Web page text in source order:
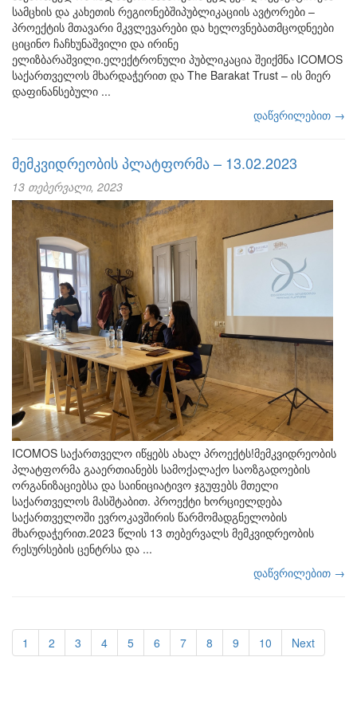
სამცხის და კახეთის რეგიონებშიპუბლიკაციის ავტორები –
პროექტის მთავარი მკვლევარები და ხელოვნებათმცოდნეები
ციცინო ჩაჩხუნაშვილი და ირინე
ელიზბარაშვილი.ელექტრონული პუბლიკაცია შეიქმნა ICOMOS
საქართველოს მხარდაჭერით და The Barakat Trust – ის მიერ
დაფინანსებული ...
დაწვრილებით →
მემკვიდრეობის პლატფორმა – 13.02.2023
13 თებერვალი, 2023
ICOMOS საქართველო იწყებს ახალ პროექტს!მემკვიდრეობის
პლატფორმა გააერთიანებს სამოქალაქო საოზგადოების
ორგანიზაციებსა და საინიციატივო ჯგუფებს მთელი
საქართველოს მასშტაბით. პროექტი ხორციელდება
საქართველოში ევროკავშირის წარმომადგნელობის
მხარდაჭერით.2023 წლის 13 თებერვალს მემკვიდრეობის
რესურსების ცენტრსა და ...
დაწვრილებით →
1 2 3 4 5 6 7 8 9 10 Next